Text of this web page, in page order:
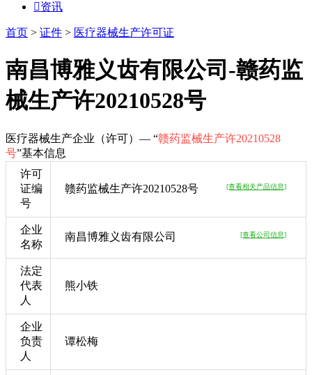
资讯
首页 > 证件 > 医疗器械生产许可证
南昌博雅义齿有限公司-赣药监
械生产许20210528号
医疗器械生产企业（许可）— “赣药监械生产许20210528
号”基本信息
许可
证编
号
赣药监械生产许20210528号 [查看相关产品信息]
企业
名称
南昌博雅义齿有限公司 [查看公司信息]
法定
代表
人
熊小铁
企业
负责
人
谭松梅